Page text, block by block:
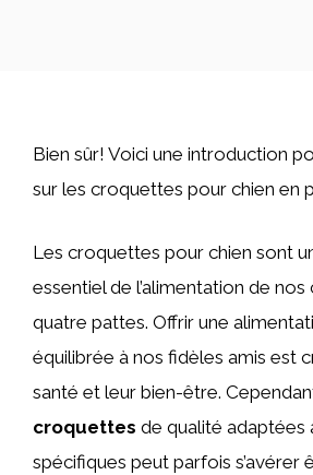
Bien sûr! Voici une introduction
sur les croquettes pour chien en
Les croquettes pour chien sont
essentiel de l’alimentation de
quatre pattes. Offrir une
équilibrée à nos fidèles amis est
santé et leur bien-être.
croquettes de qualité adaptées
spécifiques peut parfois s’avérer